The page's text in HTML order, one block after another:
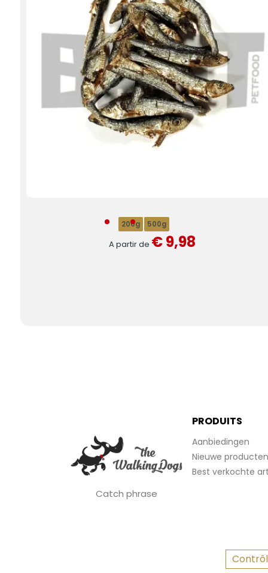
200g 500g
A partir de € 9,98
Catch phrase
PRODUITS
Aanbiedingen
Nieuwe producten
Best verkochte